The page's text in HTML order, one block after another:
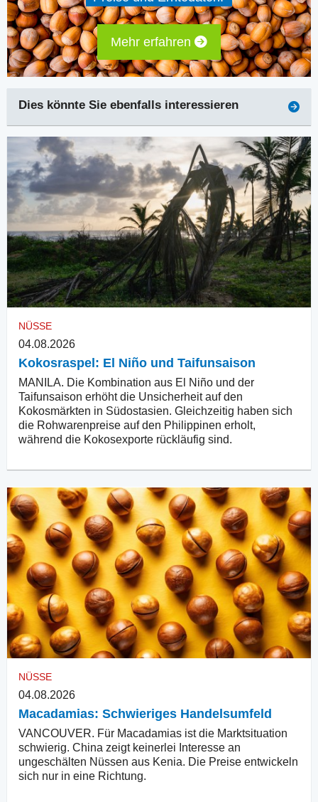
Mehr erfahren
Dies könnte Sie ebenfalls interessieren
NÜSSE
04.08.2026
Kokosraspel: El Niño und Taifunsaison
MANILA. Die Kombination aus El Niño und der
Taifunsaison erhöht die Unsicherheit auf den
Kokosmärkten in Südostasien. Gleichzeitig haben sich
die Rohwarenpreise auf den Philippinen erholt,
während die Kokosexporte rückläufig sind.
NÜSSE
04.08.2026
Macadamias: Schwieriges Handelsumfeld
VANCOUVER. Für Macadamias ist die Marktsituation
schwierig. China zeigt keinerlei Interesse an
ungeschälten Nüssen aus Kenia. Die Preise entwickeln
sich nur in eine Richtung.